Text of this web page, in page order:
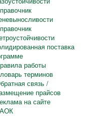
поставка
работы
терминов
связь /
прайсов
на сайте